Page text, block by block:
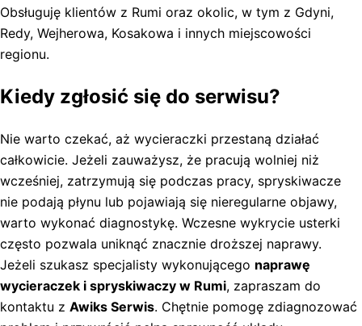
Obsługuję klientów z Rumi oraz okolic, w tym z Gdyni,
Redy, Wejherowa, Kosakowa i innych miejscowości
regionu.
Kiedy zgłosić się do serwisu?
Nie warto czekać, aż wycieraczki przestaną działać
całkowicie. Jeżeli zauważysz, że pracują wolniej niż
wcześniej, zatrzymują się podczas pracy, spryskiwacze
nie podają płynu lub pojawiają się nieregularne objawy,
warto wykonać diagnostykę. Wczesne wykrycie usterki
często pozwala uniknąć znacznie droższej naprawy.
Jeżeli szukasz specjalisty wykonującego naprawę
wycieraczek i spryskiwaczy w Rumi, zapraszam do
kontaktu z Awiks Serwis. Chętnie pomogę zdiagnozować